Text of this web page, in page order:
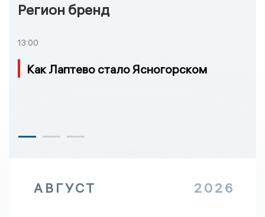
Регион бренд
13:00
Как Лаптево стало Ясногорском
АВГУСТ 2026